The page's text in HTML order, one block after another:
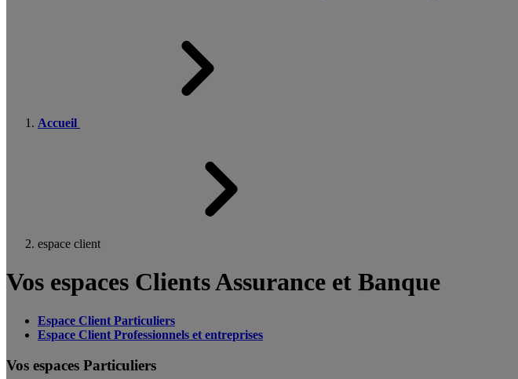
Accueil
espace client
Vos espaces Clients Assurance et Banque
Espace Client Particuliers
Espace Client Professionnels et entreprises
Vos espaces Particuliers